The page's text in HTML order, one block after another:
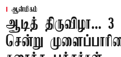
ஆன்மிகம்
ஆடித் திருவிழா... 3
சென்று